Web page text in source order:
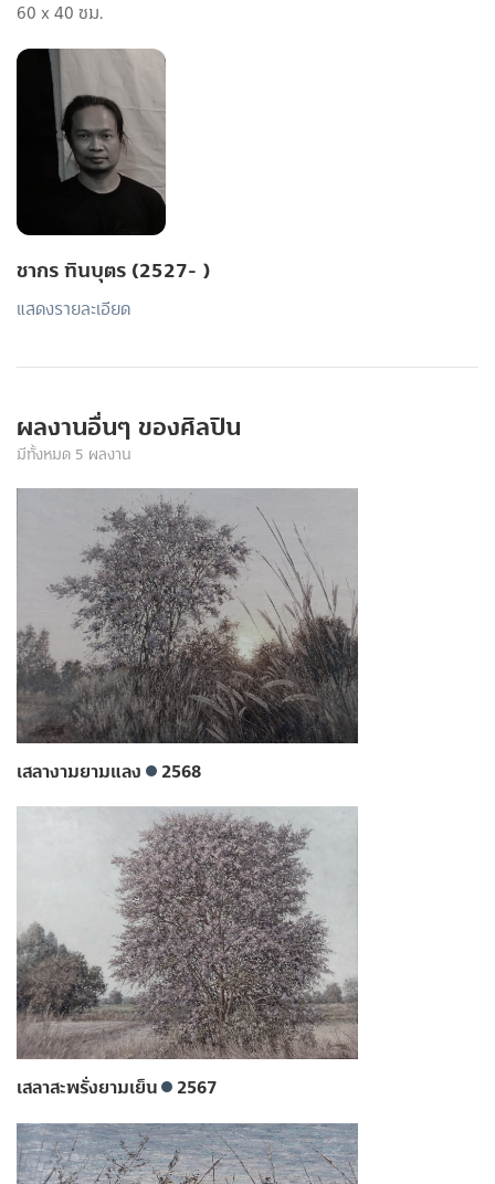
60 x 40 ซม.
ชากร ทินบุตร (2527- )
แสดงรายละเอียด
ผลงานอื่นๆ ของศิลปิน
มีทั้งหมด 5 ผลงาน
เสลางามยามแลง 2568
เสลาสะพรั่งยามเย็น 2567